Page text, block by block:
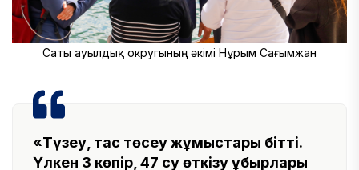
Саты ауылдық округының әкімі Нұрым Сағымжан
«Түзеу, тас төсеу жұмыстары бітті.
Үлкен 3 көпір, 47 су өткізу құбырлары